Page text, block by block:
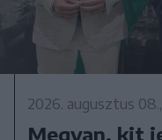
2026. augusztus
Megvan, kit